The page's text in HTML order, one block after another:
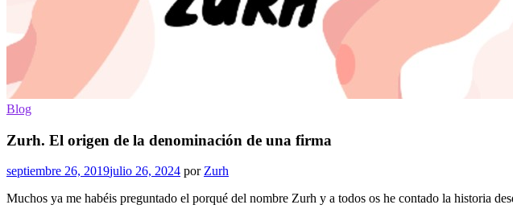
Blog
Zurh. El origen de la denominación de una firma
septiembre 26, 2019julio 26, 2024 por Zurh
Muchos ya me habéis preguntado el porqué del nombre Zurh y a todos os he contado la historia